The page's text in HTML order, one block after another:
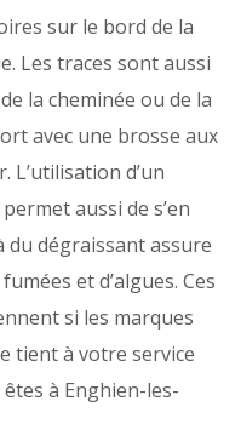
sur le bord de la
Les traces sont aussi
la cheminée ou de la
avec une brosse aux
L’utilisation d’un
aussi de s’en
du dégraissant assure
et d’algues. Ces
si les marques
tient à votre service
à Enghien-les-